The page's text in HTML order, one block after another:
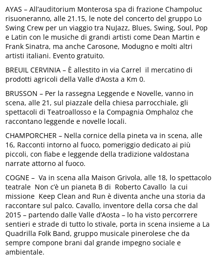
AYAS – All’auditorium Monterosa spa di frazione Champoluc
risuoneranno, alle 21.15, le note del concerto del gruppo Lo
Swing Crew per un viaggio tra NuJazz, Blues, Swing, Soul, Pop
e Latin con le musiche di grandi artisti come Dean Martin e
Frank Sinatra, ma anche Carosone, Modugno e molti altri
artisti italiani. Evento gratuito.
BREUIL CERVINIA – È allestito in via Carrel il mercatino di
prodotti agricoli della Valle d’Aosta a Km 0.
BRUSSON – Per la rassegna Leggende e Novelle, vanno in
scena, alle 21, sul piazzale della chiesa parrocchiale, gli
spettacoli di Teatroallosso e la Compagnia Omphaloz che
raccontano leggende e novelle locali.
CHAMPORCHER – Nella cornice della pineta va in scena, alle
16, Racconti intorno al fuoco, pomeriggio dedicato ai più
piccoli, con fiabe e leggende della tradizione valdostana
narrate attorno al fuoco.
COGNE – Va in scena alla Maison Grivola, alle 18, lo spettacolo
teatrale Non c’è un pianeta B di Roberto Cavallo la cui
missione Keep Clean and Run è diventa anche una storia da
raccontare sul palco. Cavallo, inventore della corsa che dal
2015 – partendo dalle Valle d’Aosta – lo ha visto percorrere
sentieri e strade di tutto lo stivale, porta in scena insieme a La
Quadrilla Folk Band, gruppo musicale pinerolese che da
sempre compone brani dal grande impegno sociale e
ambientale.